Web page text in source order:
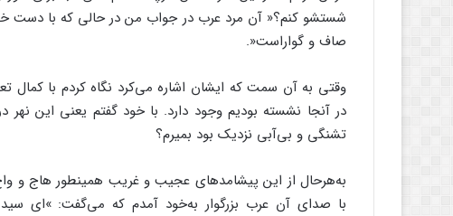
شستشو کنم؟« آن مرد عرب در جواب من در حالى که با دست
صاف و گواراست«.
وقتى به آن سمت که ایشان اشاره مى‌‌کرد نگاه کردم با کمال
در آنجا نشسته بودیم وجود دارد. با خود گفتم یعنى این
تشنگى و بى‌‌آبى نزدیک بود بمیرم؟
به‌‌هرحال از این پیشامدهاى عجیب و غریب همینطور هاج و
با صداى آن عرب بزرگوار به‌‌خود آمدم که مى‌‌گفت: »اى